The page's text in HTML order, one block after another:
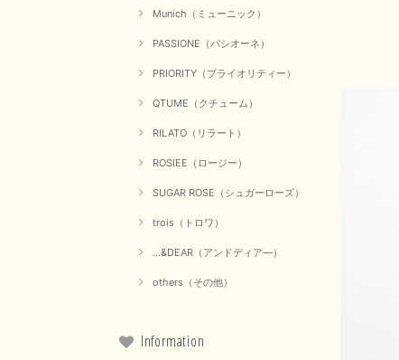
Munich（ミューニック）
PASSIONE（パシオーネ）
PRIORITY（プライオリティー）
QTUME（クチューム）
RILATO（リラート）
ROSIEE（ロージー）
SUGAR ROSE（シュガーローズ）
trois（トロワ）
...&DEAR（アンドディア―）
others（その他）
Information